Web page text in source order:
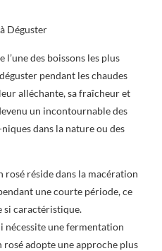
Déguster
l’une des boissons les plus
pendant les chaudes
alléchante, sa fraîcheur et
un incontournable des
dans la nature ou des
rosé réside dans la macération
une courte période, ce
si caractéristique.
une fermentation
rosé adopte une approche plus